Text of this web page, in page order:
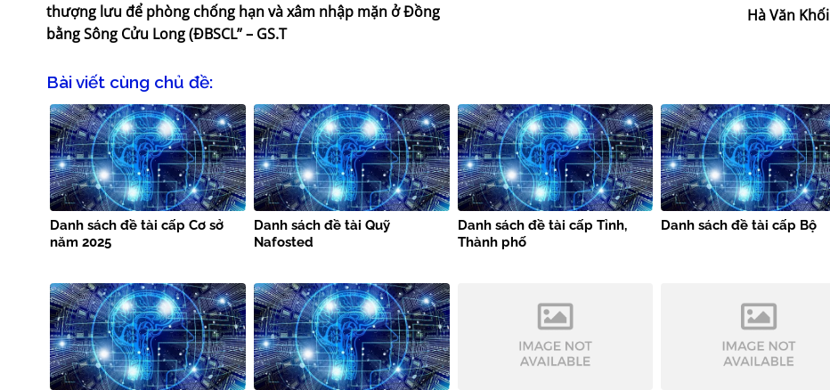
thượng lưu để phòng chống hạn và xâm nhập mặn ở Đồng
bằng Sông Cửu Long (ĐBSCL” – GS.T
Hà Văn Khối
Bài viết cùng chủ đề:
Danh sách đề tài cấp Cơ sở
năm 2025
Danh sách đề tài Quỹ
Nafosted
Danh sách đề tài cấp Tỉnh,
Thành phố
Danh sách đề tài cấp Bộ